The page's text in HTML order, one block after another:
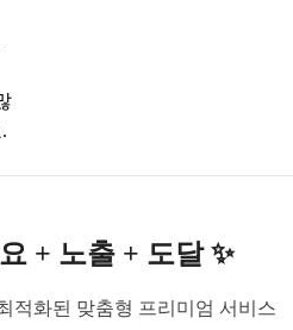
+ 노출 + 도달 ✨
적화된 맞춤형 프리미엄 서비스